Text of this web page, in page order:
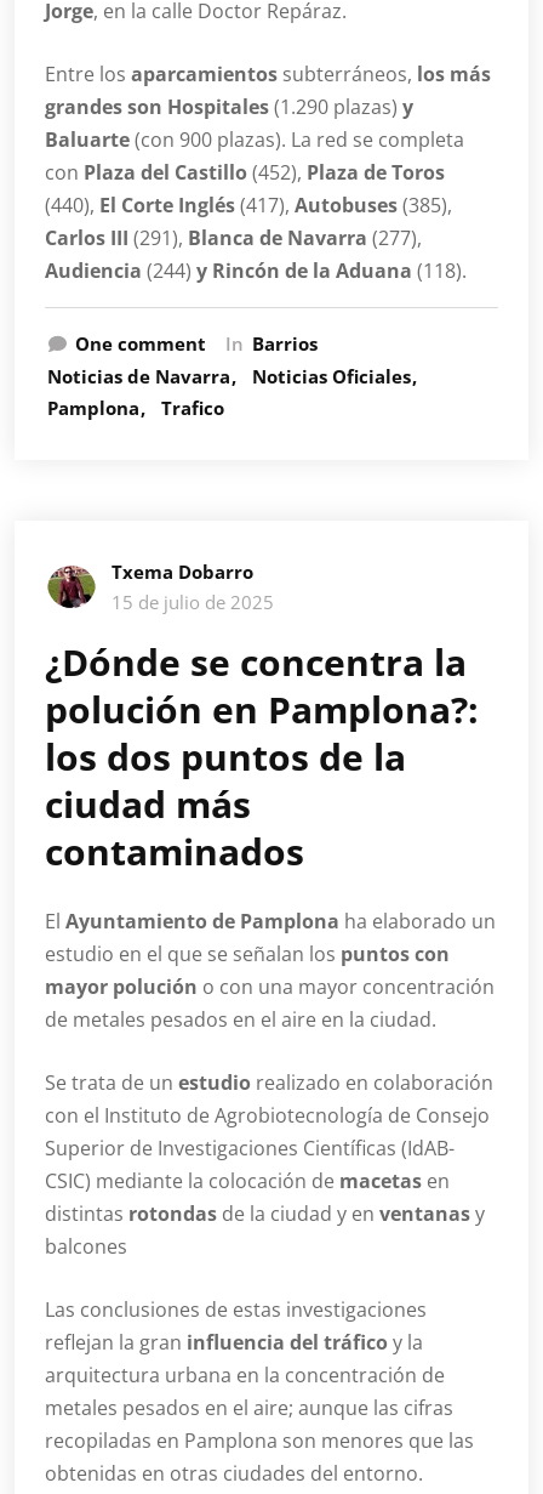
Jorge, en la calle Doctor Repáraz.
Entre los aparcamientos subterráneos, los más
grandes son Hospitales(1.290 plazas) y
Baluarte(con 900 plazas). La red se completa
con Plaza del Castillo(452), Plaza de Toros
(440), El Corte Inglés(417), Autobuses(385),
Carlos III (291), Blanca de Navarra (277),
Audiencia (244) y Rincón de la Aduana (118).
One comment In Barrios
Noticias de Navarra
Noticias Oficiales
Pamplona
Trafico
Txema Dobarro
15 de julio de 2025
¿Dónde se concentra la
polución en Pamplona?:
los dos puntos de la
ciudad más
contaminados
El Ayuntamiento de Pamplona ha elaborado un
estudio en el que se señalan los puntos con
mayor polución o con una mayor concentración
de metales pesados en el aire en la ciudad.
Se trata de un estudio realizado en colaboración
con el Instituto de Agrobiotecnología de Consejo
Superior de Investigaciones Científicas (IdAB-
CSIC) mediante la colocación de macetas en
distintas rotondas de la ciudad y en ventanasy
balcones
Las conclusiones de estas investigaciones
reflejan la gran influencia del tráficoy la
arquitectura urbana en la concentración de
metales pesados en el aire; aunque las cifras
recopiladas en Pamplona son menores que las
obtenidas en otras ciudades del entorno.